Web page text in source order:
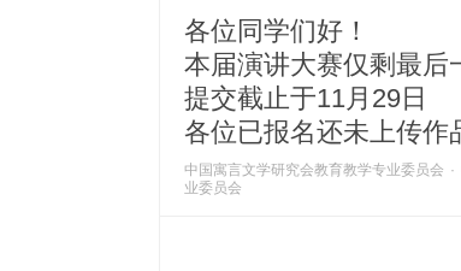
各位同学们好！
本届演讲大赛仅剩最后
提交截止于11月29日
各位已报名还未上传作
中国寓言文学研究会教育教学专业委员会 ·
业委员会